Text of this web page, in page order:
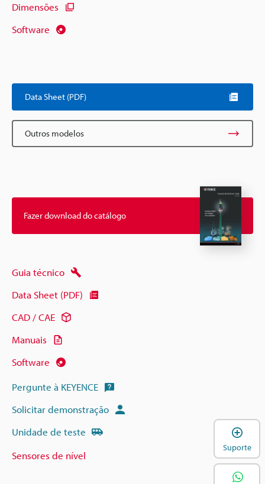
Dimensões
Software
Data Sheet (PDF)
Outros modelos
Fazer download do catálogo
Guia técnico
Data Sheet (PDF)
CAD / CAE
Manuais
Software
Pergunte à KEYENCE
Solicitar demonstração
Unidade de teste
Sensores de nível
Suporte